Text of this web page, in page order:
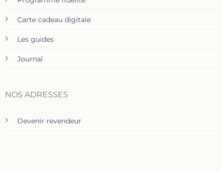
Carte cadeau digitale
Les guides
Journal
NOS ADRESSES
Devenir revendeur